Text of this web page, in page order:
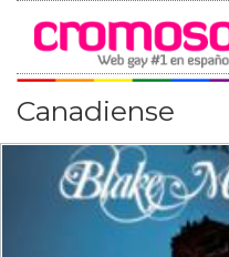
Canadiense